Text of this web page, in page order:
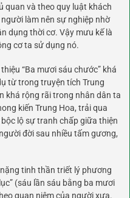
quan và theo quy luật khách
làm nên sự nghiệp nhờ
dụng thời cơ. Vậy mưu kế là
cơ ta sử dụng nó.
“Ba mươi sáu chước” khá
từ trong truyện tích Trung
khá rộng rãi trong nhân dân ta
kiến Trung Hoa, trải qua
lộ sự tranh chấp giữa thiện
đời sau nhiều tấm gương,
tinh thần triết lý phương
(sáu lần sáu bằng ba mươi
quan niệm của người xưa.